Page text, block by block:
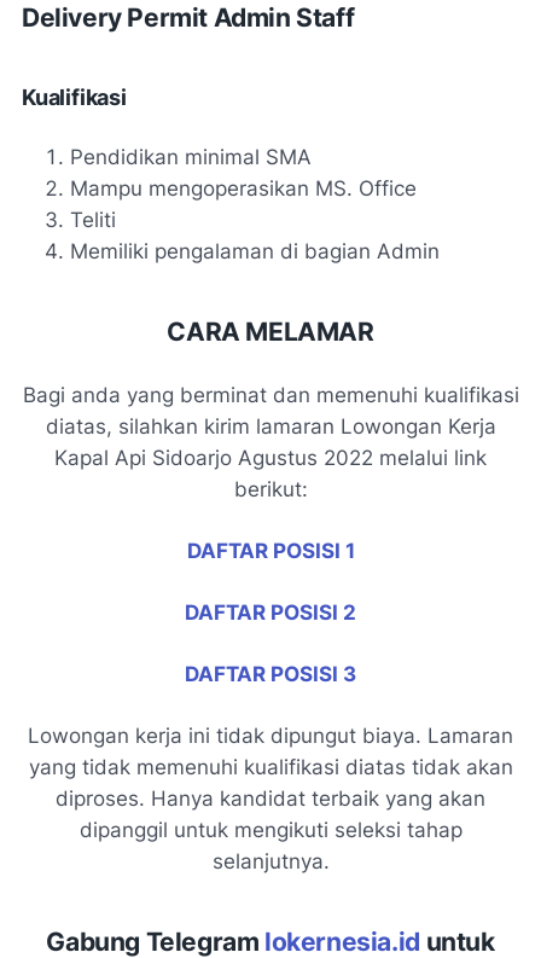
Delivery Permit Admin Staff
Kualifikasi
Pendidikan minimal SMA
Mampu mengoperasikan MS. Office
Teliti
Memiliki pengalaman di bagian Admin
CARA MELAMAR
Bagi anda yang berminat dan memenuhi kualifikasi
diatas, silahkan kirim lamaran Lowongan Kerja
Kapal Api Sidoarjo Agustus 2022 melalui link
berikut:
DAFTAR POSISI 1
DAFTAR POSISI 2
DAFTAR POSISI 3
Lowongan kerja ini tidak dipungut biaya. Lamaran
yang tidak memenuhi kualifikasi diatas tidak akan
diproses. Hanya kandidat terbaik yang akan
dipanggil untuk mengikuti seleksi tahap
selanjutnya.
Gabung Telegram lokernesia.id untuk